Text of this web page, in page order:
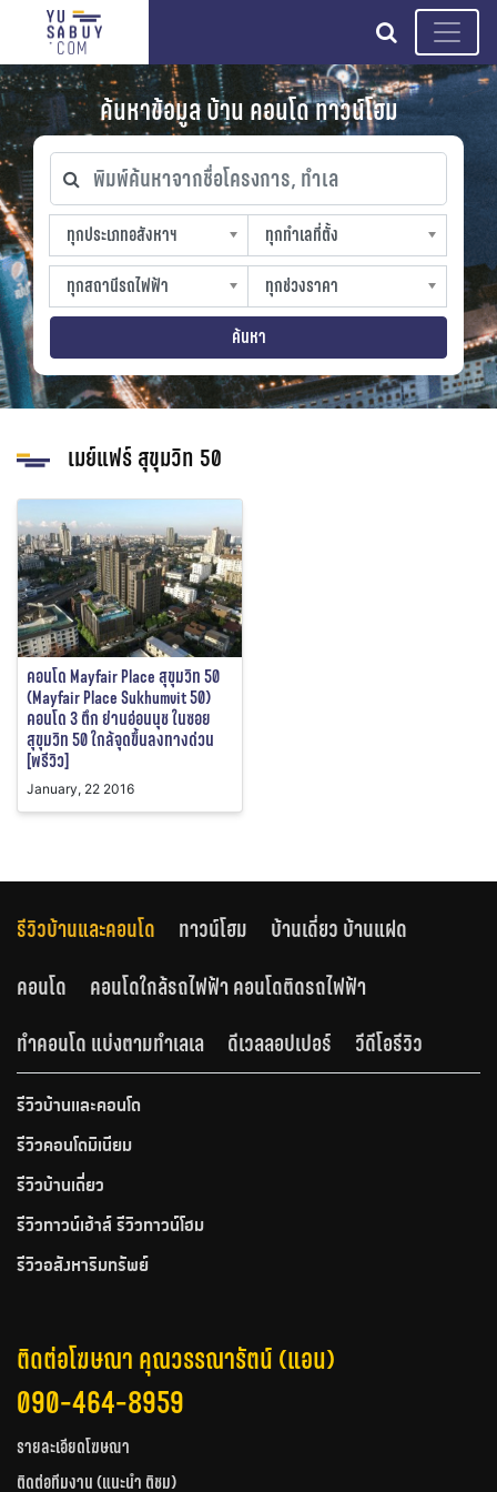
search
ค้นหาข้อมูล บ้าน คอนโด ทาวน์โฮม
พิมพ์ค้นหาจากชื่อโครงการ, ทำเล
ทุกประเภทอสังหาฯ
ทุกประเภทอสังหาฯ
sproperty
ทุกทำเลที่ตั้ง
ทุกทำเลที่ตั้ง
slocation
ทุกสถานีรถไฟฟ้า
ทุกสถานีรถไฟฟ้า
strain-station
ทุกช่วงราคา
ทุกช่วงราคา
sprice
ค้นหา
เมย์แฟร์ สุขุมวิท 50
คอนโด Mayfair Place สุขุมวิท 50
(Mayfair Place Sukhumvit 50)
คอนโด 3 ตึก ย่านอ่อนนุช ในซอย
สุขุมวิท 50 ใกล้จุดขึ้นลงทางด่วน
[พรีวิว]
January, 22 2016
รีวิวบ้านและคอนโด ทาวน์โฮม
บ้านเดี่ยว บ้านแฝด
คอนโด
คอนโดใกล้รถไฟฟ้า คอนโดติดรถไฟฟ้า
ทำคอนโด แบ่งตามทำเลเล
ดีเวลลอปเปอร์ วีดีโอรีวิว
รีวิวบ้านและคอนโด
รีวิวคอนโดมิเนียม
รีวิวบ้านเดี่ยว
รีวิวทาวน์เฮ้าส์ รีวิวทาวน์โฮม
รีวิวอสังหาริมทรัพย์
ติดต่อโฆษณา คุณวรรณารัตน์ (แอน)
090-464-8959
รายละเอียดโฆษณา
ติดต่อทีมงาน (แนะนำ ติชม)